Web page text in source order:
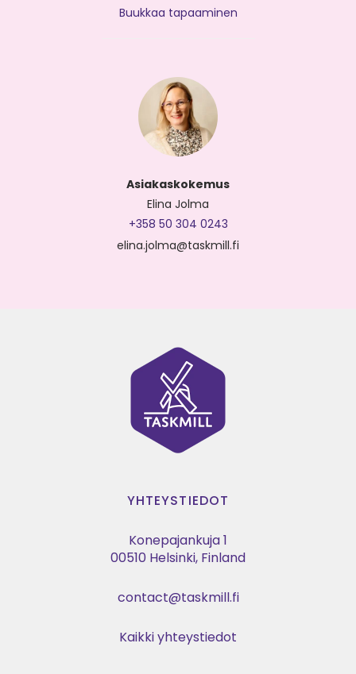
Buukkaa tapaaminen
Asiakaskokemus
Elina Jolma
+358 50 304 0243
elina.jolma@taskmill.fi
YHTEYSTIEDOT
Konepajankuja 1
00510 Helsinki, Finland
contact@taskmill.fi
Kaikki yhteystiedot